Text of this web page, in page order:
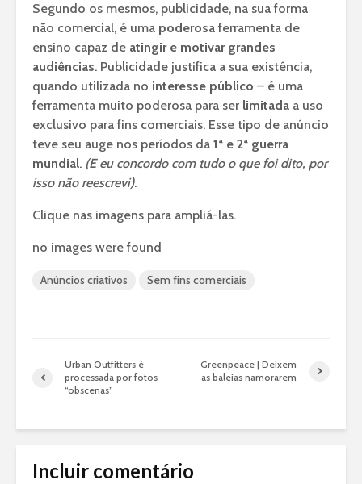
Segundo os mesmos, publicidade, na sua forma
não comercial, é uma poderosaferramenta de
ensino capaz de atingir e motivar grandes
audiências. Publicidade justifica a sua existência,
quando utilizada no interesse público – é uma
ferramenta muito poderosa para ser limitada a uso
exclusivo para fins comerciais. Esse tipo de anúncio
teve seu auge nos períodos da 1ª e 2ª guerra
mundial. (E eu concordo com tudo o que foi dito, por
isso não reescrevi).
Clique nas imagens para ampliá-las.
no images were found
Anúncios criativos Sem fins comerciais
Urban Outfitters é
processada por fotos
“obscenas”
Greenpeace | Deixem
as baleias namorarem
Incluir comentário